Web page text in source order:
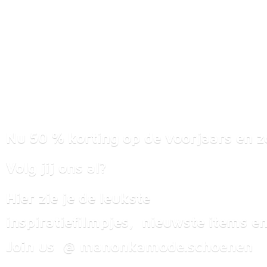
Nu 50 % korting op de voorjaars en
Volg jij ons al?
Hier zie je de leukste
inspiratiefilmpjes, nieuwste items
Join us @ manonkamode.schoenen